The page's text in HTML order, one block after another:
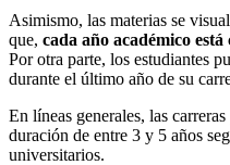
Asimismo, las materias se
que, cada año académico
Por otra parte, los estudiantes
durante el último año de su
En líneas generales, las
duración de entre 3 y 5 años
universitarios.